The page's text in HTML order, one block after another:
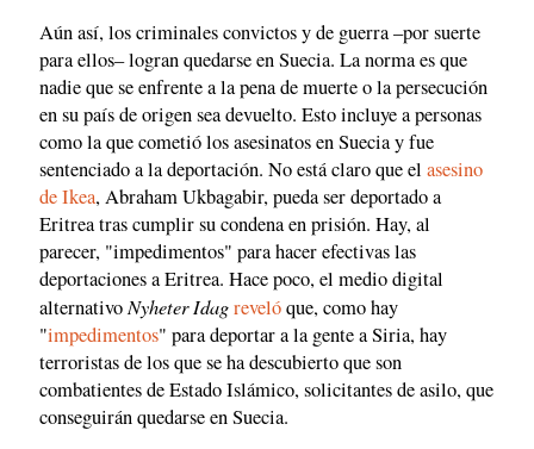
Aún así, los criminales convictos y de guerra –por suerte
para ellos– logran quedarse en Suecia. La norma es que
nadie que se enfrente a la pena de muerte o la persecución
en su país de origen sea devuelto. Esto incluye a personas
como la que cometió los asesinatos en Suecia y fue
sentenciado a la deportación. No está claro que el asesino
de Ikea, Abraham Ukbagabir, pueda ser deportado a
Eritrea tras cumplir su condena en prisión. Hay, al
parecer, "impedimentos" para hacer efectivas las
deportaciones a Eritrea. Hace poco, el medio digital
alternativoNyheter Idagrevelóque, como hay
"impedimentos" para deportar a la gente a Siria, hay
terroristas de los que se ha descubierto que son
combatientes de Estado Islámico, solicitantes de asilo, que
conseguirán quedarse en Suecia.